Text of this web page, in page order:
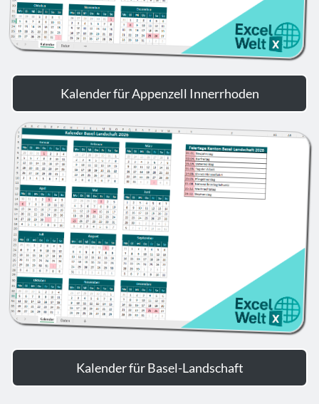
Kalender für Appenzell Innerrhoden
Kalender für Basel-Landschaft